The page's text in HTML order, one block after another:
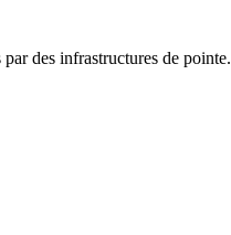
des infrastructures de pointe.